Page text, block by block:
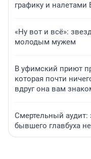
графику и
«Ну вот и всё»:
молодым мужем
В уфимский приют
которая почти
вдруг она вам
Смертельный аудит:
бывшего главбуха